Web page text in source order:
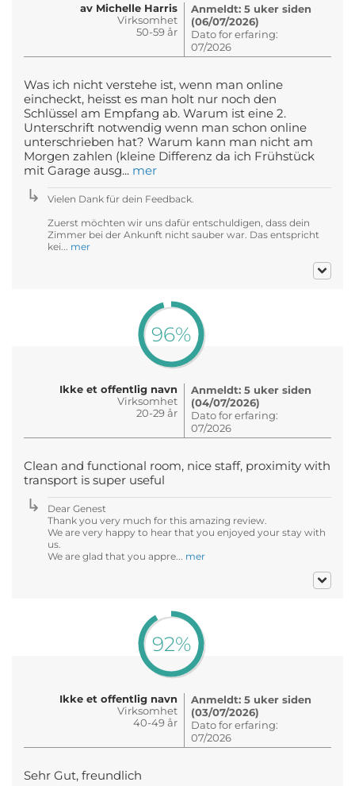
av Michelle Harris
Virksomhet
50-59 år
Anmeldt: 5 uker siden
(06/07/2026)
Dato for erfaring:
07/2026
Was ich nicht verstehe ist, wenn man online
eincheckt, heisst es man holt nur noch den
Schlüssel am Empfang ab. Warum ist eine 2.
Unterschrift notwendig wenn man schon online
unterschrieben hat? Warum kann man nicht am
Morgen zahlen (kleine Differenz da ich Frühstück
mit Garage ausg... mer
Vielen Dank für dein Feedback.
Zuerst möchten wir uns dafür entschuldigen, dass dein
Zimmer bei der Ankunft nicht sauber war. Das entspricht
kei... mer
96%
Ikke et offentlig navn
Virksomhet
20-29 år
Anmeldt: 5 uker siden
(04/07/2026)
Dato for erfaring:
07/2026
Clean and functional room, nice staff, proximity with
transport is super useful
Dear Genest
Thank you very much for this amazing review.
We are very happy to hear that you enjoyed your stay with
us.
We are glad that you appre... mer
92%
Ikke et offentlig navn
Virksomhet
40-49 år
Anmeldt: 5 uker siden
(03/07/2026)
Dato for erfaring:
07/2026
Sehr Gut, freundlich